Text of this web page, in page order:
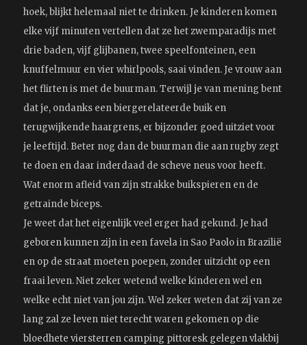
hoek, blijkt helemaal niet te drinken. Je kinderen komen
elke vijf minuten vertellen dat ze het zwemparadijs met
drie baden, vijf glijbanen, twee speelfonteinen, een
knuffelmuur en vier whirlpools, saai vinden. Je vrouw aan
het flirten is met de buurman. Terwijl je van mening bent
dat je, ondanks een biergerelateerde buik en
terugwijkende haargrens, er bijzonder goed uitziet voor
je leeftijd. Beter nog dan de buurman die aan rugby zegt
te doen en daar inderdaad de scheve neus voor heeft.
Wat enorm afleid van zijn strakke buikspieren en de
getrainde biceps.
Je weet dat het eigenlijk veel erger had gekund. Je had
geboren kunnen zijn in een favela in Sao Paolo in Brazilië
en op de straat moeten poepen, zonder uitzicht op een
fraai leven. Niet zeker wetend welke kinderen wel en
welke echt niet van jou zijn. Wel zeker weten dat zij van ze
lang zal ze leven niet terecht waren gekomen op die
bloedhete viersterren camping pittoresk gelegen vlakbij